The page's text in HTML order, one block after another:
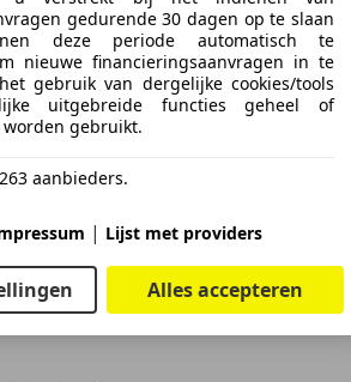
Sport P300e 1.5 R-Dynamic S, SOH
gedurende 30 dagen op te slaan
deze periode automatisch te
nieuwe financieringsaanvragen in te
gebruik van dergelijke cookies/tools
uitgebreide functies geheel of
gebruikt.
aanbieders.
| Lijst met providers
Alles accepteren